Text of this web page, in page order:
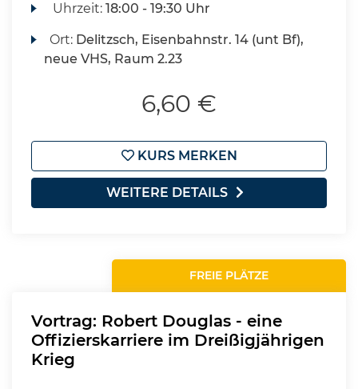
Uhrzeit:18:00 - 19:30 Uhr
Ort: Delitzsch, Eisenbahnstr. 14 (unt Bf),
neue VHS, Raum 2.23
6,60 €
KURS MERKEN
WEITERE DETAILS
FREIE PLÄTZE
Vortrag: Robert Douglas - eine
Offizierskarriere im Dreißigjährigen
Krieg